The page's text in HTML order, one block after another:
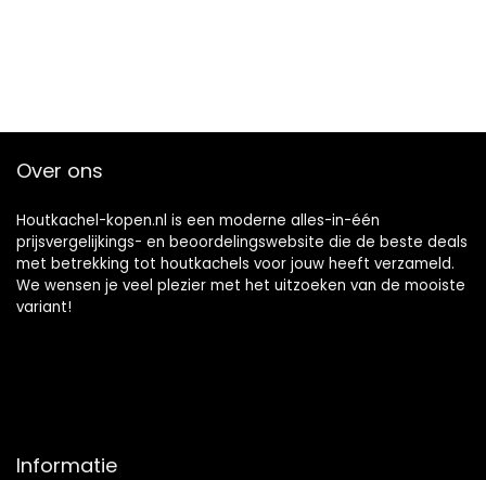
Over ons
Houtkachel-kopen.nl is een moderne alles-in-één
prijsvergelijkings- en beoordelingswebsite die de beste deals
met betrekking tot houtkachels voor jouw heeft verzameld.
We wensen je veel plezier met het uitzoeken van de mooiste
variant!
Informatie